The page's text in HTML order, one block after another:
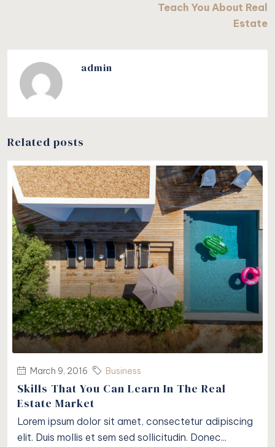
Teach You About Real
Estate
admin
Related posts
March 9, 2016 Business
Skills That You Can Learn In The Real
Estate Market
Lorem ipsum dolor sit amet, consectetur adipiscing
elit. Duis mollis et sem sed sollicitudin. Donec...